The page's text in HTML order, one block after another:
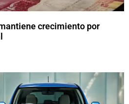
crecimiento por